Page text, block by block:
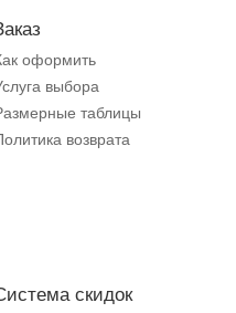
оформить
выбора
таблицы
возврата
скидок